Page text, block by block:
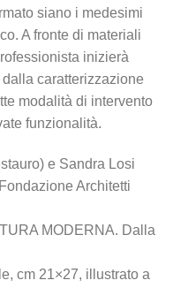
siano i medesimi
A fronte di materiali
inizierà
caratterizzazione
modalità di intervento
funzionalità.
e Sandra Losi
Architetti
MODERNA. Dalla
cm 21×27, illustrato a